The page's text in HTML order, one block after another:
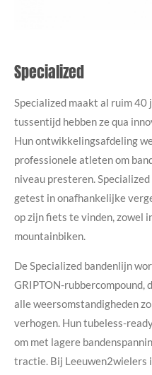
Specialized
Specialized maakt al ruim 40
tussentijd hebben ze qua
Hun ontwikkelingsafdeling
professionele atleten om
niveau presteren.
getest in onafhankelijke
op zijn fiets te vinden, zowel
mountainbiken.
De Specialized bandenlijn
GRIPTON-
alle weersomstandigheden
verhogen. Hun tubeless-
om met lagere
tractie. Bij Leeuwen2wielers